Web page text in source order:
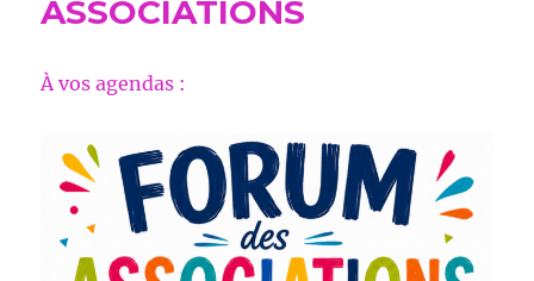
ASSOCIATIONS
À vos agendas :